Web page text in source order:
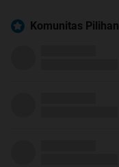
Komunitas Pilihan